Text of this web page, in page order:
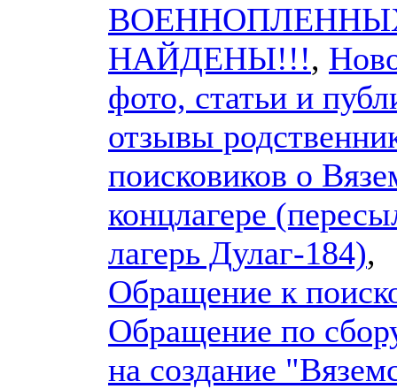
НАЙДЕНЫ!!!,
фото, статьи и
отзывы
поисковиков о
концлагере
лагерь Дулаг-184),
Обращение к
Обращение по
на создание